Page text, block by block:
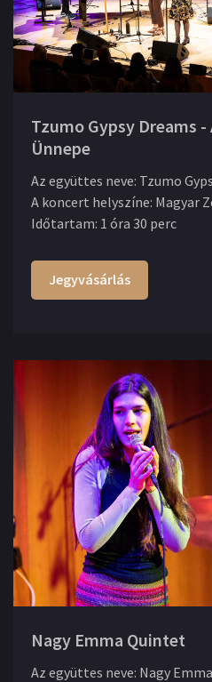
Tzumo Gypsy Dreams -
Ünnepe
Az együttes neve: Tzumo
A koncert helyszíne: Magyar
Időtartam: 1 óra 30 perc
Jegyvásárlás
Nagy Emma Quintet
Az együttes neve: Nagy